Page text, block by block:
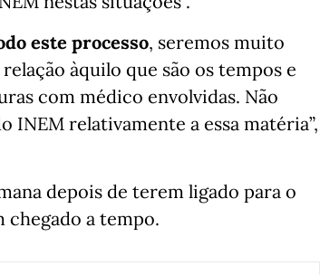
este processo, seremos muito
àquilo que são os tempos e
com médico envolvidas. Não
relativamente a essa matéria”,
depois de terem ligado para o
chegado a tempo.